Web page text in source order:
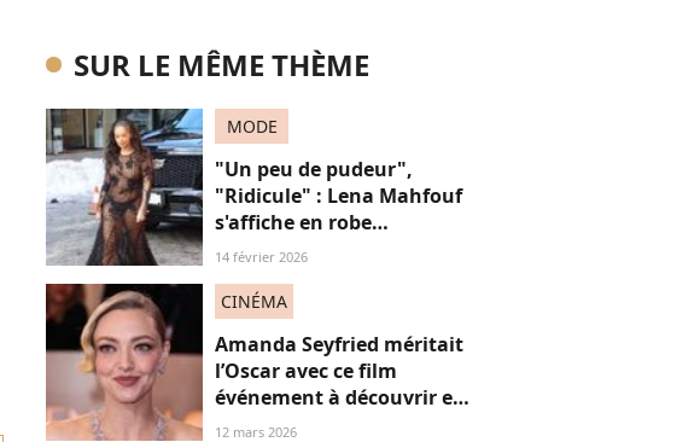
SUR LE MÊME THÈME
MODE
"Un peu de pudeur",
"Ridicule" : Lena Mahfouf
s'affiche en robe
transparente et subit les
14 février 2026
CINÉMA
Amanda Seyfried méritait
l’Oscar avec ce film
événement à découvrir en
salles : on a vécu
12 mars 2026